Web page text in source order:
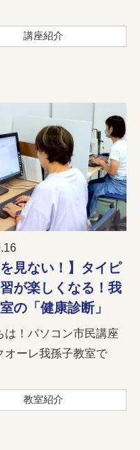
講座紹介
を見ない！】タイピ
が楽しくなる！我
の「健康診断」
は！パソコン市民講座
オーレ我孫子教室で
教室紹介